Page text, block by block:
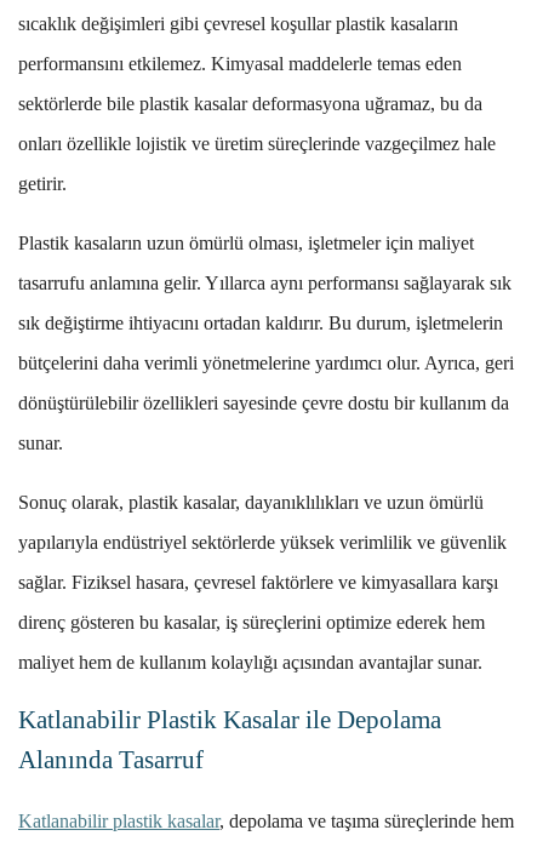
sıcaklık değişimleri gibi çevresel koşullar plastik kasaların
performansını etkilemez. Kimyasal maddelerle temas eden
sektörlerde bile plastik kasalar deformasyona uğramaz, bu da
onları özellikle lojistik ve üretim süreçlerinde vazgeçilmez hale
getirir.
Plastik kasaların uzun ömürlü olması, işletmeler için maliyet
tasarrufu anlamına gelir. Yıllarca aynı performansı sağlayarak sık
sık değiştirme ihtiyacını ortadan kaldırır. Bu durum, işletmelerin
bütçelerini daha verimli yönetmelerine yardımcı olur. Ayrıca, geri
dönüştürülebilir özellikleri sayesinde çevre dostu bir kullanım da
sunar.
Sonuç olarak, plastik kasalar, dayanıklılıkları ve uzun ömürlü
yapılarıyla endüstriyel sektörlerde yüksek verimlilik ve güvenlik
sağlar. Fiziksel hasara, çevresel faktörlere ve kimyasallara karşı
direnç gösteren bu kasalar, iş süreçlerini optimize ederek hem
maliyet hem de kullanım kolaylığı açısından avantajlar sunar.
Katlanabilir Plastik Kasalar ile Depolama
Alanında Tasarruf
Katlanabilir plastik kasalar, depolama ve taşıma süreçlerinde hem